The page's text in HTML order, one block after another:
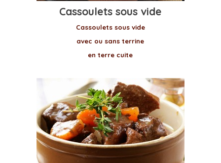
Cassoulets sous vide
Cassoulets sous vide
avec ou sans terrine
en terre cuite